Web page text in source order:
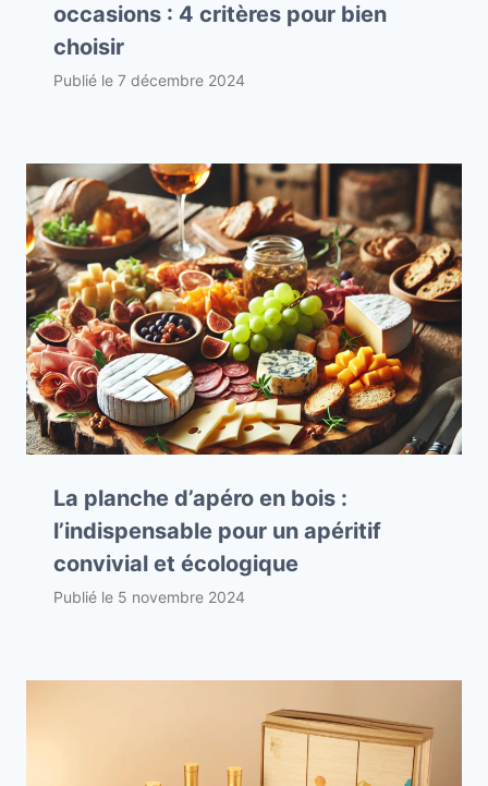
occasions : 4 critères pour bien
choisir
Publié le 7 décembre 2024
La planche d’apéro en bois :
l’indispensable pour un apéritif
convivial et écologique
Publié le 5 novembre 2024